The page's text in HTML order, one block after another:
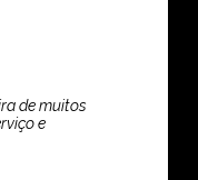
de muitos
e